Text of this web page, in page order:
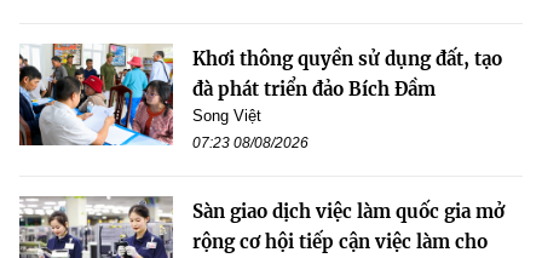
Khơi thông quyền sử dụng đất, tạo
đà phát triển đảo Bích Đầm
Song Việt
07:23 08/08/2026
Sàn giao dịch việc làm quốc gia mở
rộng cơ hội tiếp cận việc làm cho